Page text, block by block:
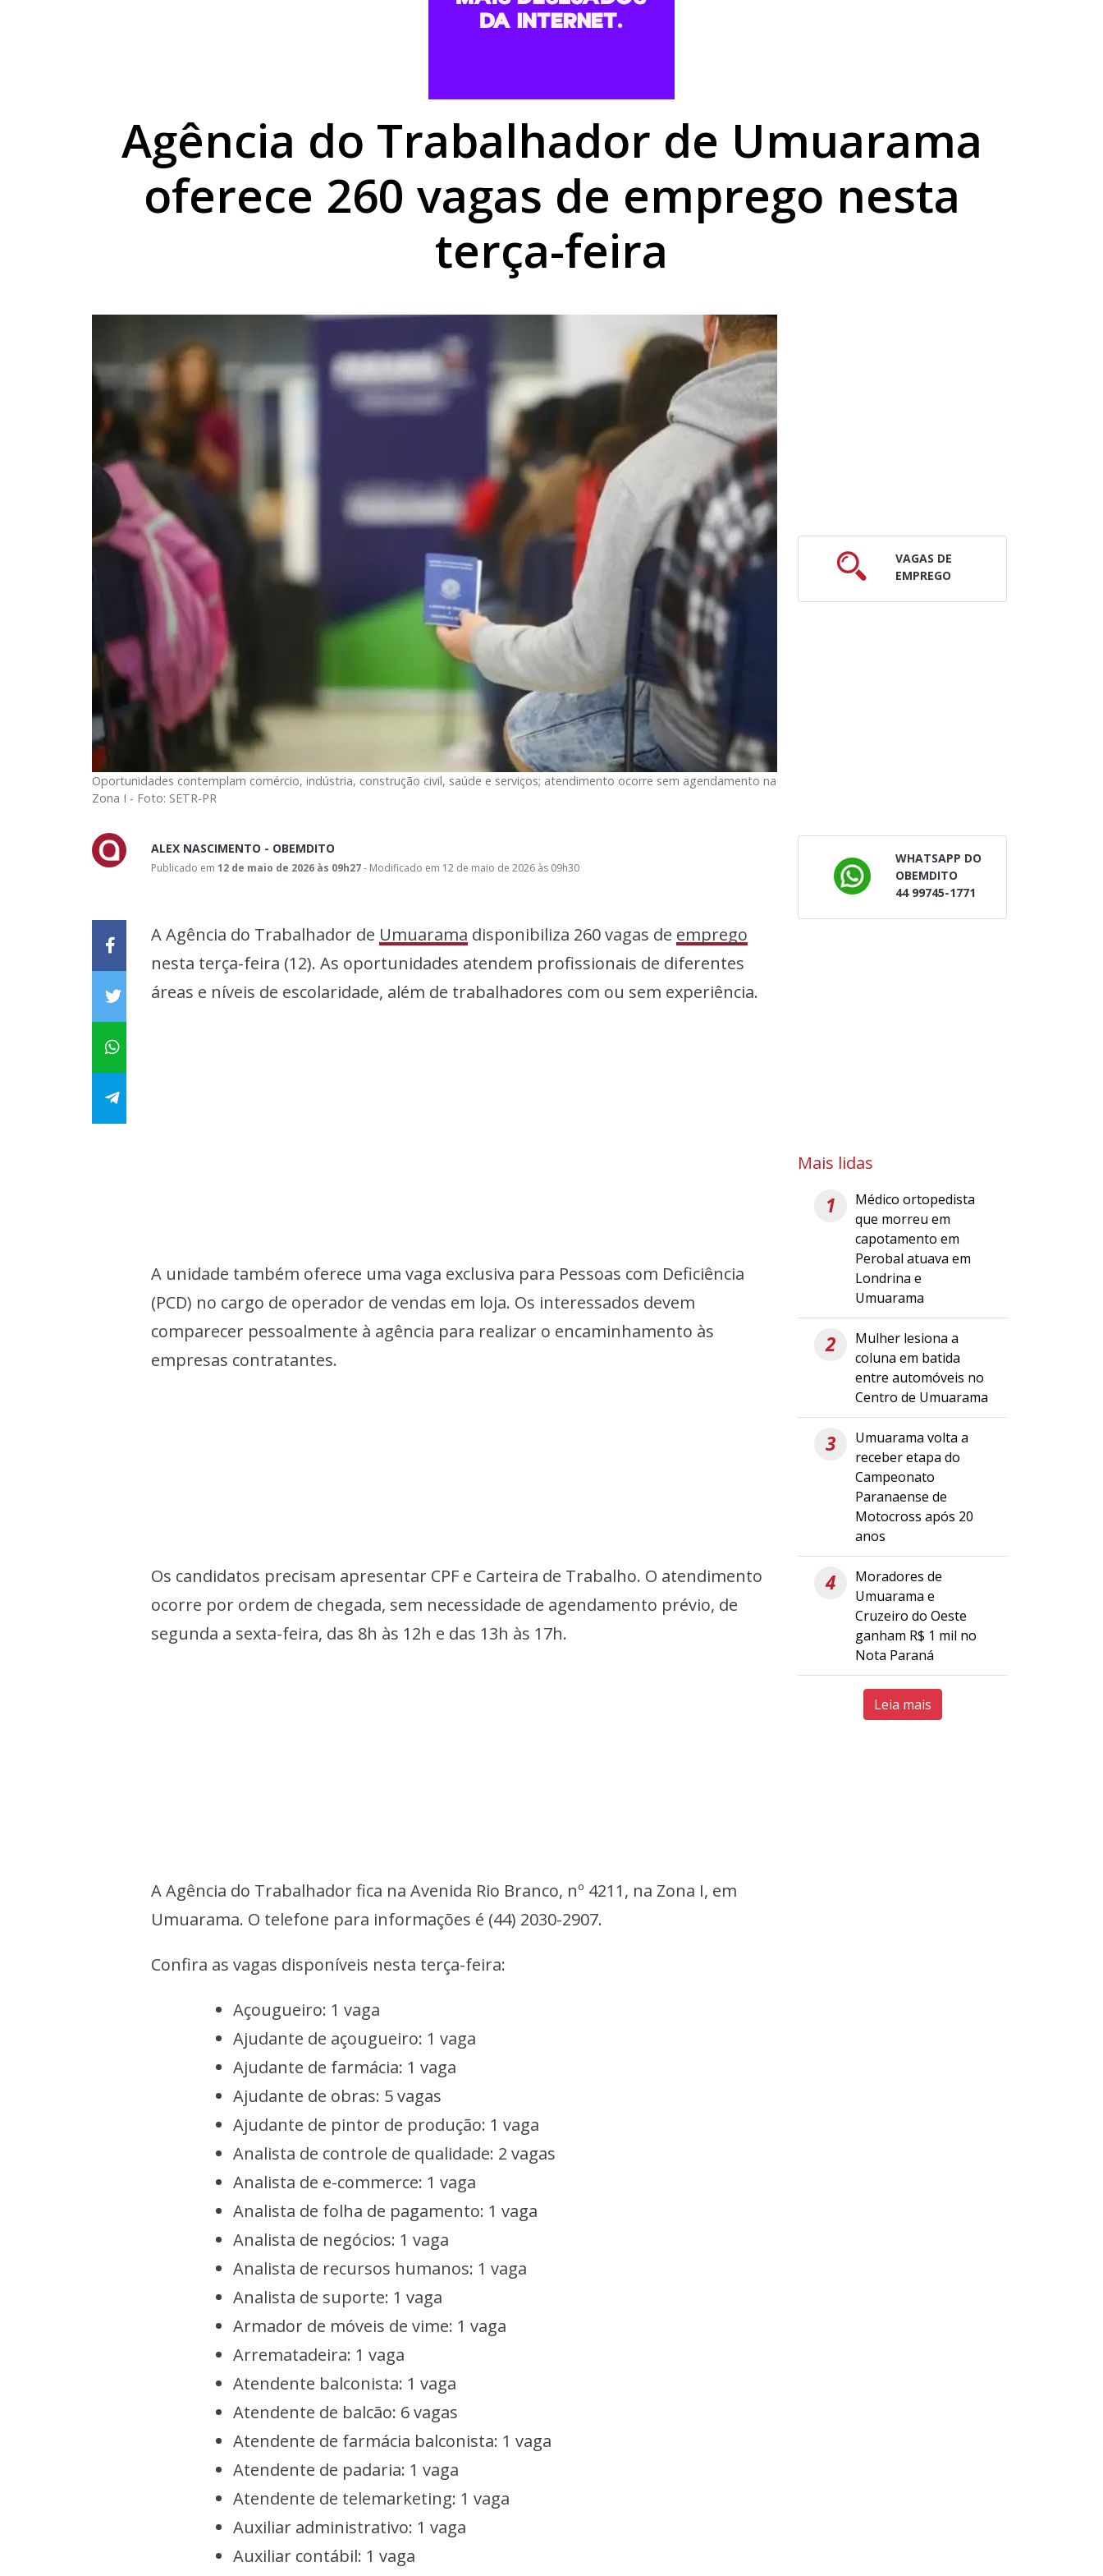
Temporal deixa quase 300 mil imóveis sem energia e provoca destruição no Rio Grande do Sul
Agência do Trabalhador de Umuarama
oferece 260 vagas de emprego nesta
terça-feira
Oportunidades contemplam comércio, indústria, construção civil, saúde e serviços; atendimento ocorre sem agendamento na
Zona I - Foto: SETR-PR
ALEX NASCIMENTO - OBEMDITO
Publicado em12 de maio de 2026 às 09h27- Modificado em 12 de maio de 2026 às 09h30
A Agência do Trabalhador de Umuarama disponibiliza 260 vagas de emprego
nesta terça-feira (12). As oportunidades atendem profissionais de diferentes
áreas e níveis de escolaridade, além de trabalhadores com ou sem experiência.
A unidade também oferece uma vaga exclusiva para Pessoas com Deficiência
(PCD) no cargo de operador de vendas em loja. Os interessados devem
comparecer pessoalmente à agência para realizar o encaminhamento às
empresas contratantes.
Os candidatos precisam apresentar CPF e Carteira de Trabalho. O atendimento
ocorre por ordem de chegada, sem necessidade de agendamento prévio, de
segunda a sexta-feira, das 8h às 12h e das 13h às 17h.
A Agência do Trabalhador fica na Avenida Rio Branco, nº 4211, na Zona I, em
Umuarama. O telefone para informações é (44) 2030-2907.
Confira as vagas disponíveis nesta terça-feira:
Açougueiro: 1 vaga
Ajudante de açougueiro: 1 vaga
Ajudante de farmácia: 1 vaga
Ajudante de obras: 5 vagas
Ajudante de pintor de produção: 1 vaga
Analista de controle de qualidade: 2 vagas
Analista de e-commerce: 1 vaga
Analista de folha de pagamento: 1 vaga
Analista de negócios: 1 vaga
Analista de recursos humanos: 1 vaga
Analista de suporte: 1 vaga
Armador de móveis de vime: 1 vaga
Arrematadeira: 1 vaga
Atendente balconista: 1 vaga
Atendente de balcão: 6 vagas
Atendente de farmácia balconista: 1 vaga
Atendente de padaria: 1 vaga
Atendente de telemarketing: 1 vaga
Auxiliar administrativo: 1 vaga
Auxiliar contábil: 1 vaga
VAGAS DE
EMPREGO
WHATSAPP DO
OBEMDITO
44 99745-1771
Mais lidas
1
Médico ortopedista
que morreu em
capotamento em
Perobal atuava em
Londrina e
Umuarama
2
Mulher lesiona a
coluna em batida
entre automóveis no
Centro de Umuarama
3
Umuarama volta a
receber etapa do
Campeonato
Paranaense de
Motocross após 20
anos
4
Moradores de
Umuarama e
Cruzeiro do Oeste
ganham R$ 1 mil no
Nota Paraná
Leia mais